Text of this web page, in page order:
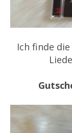
Ich finde